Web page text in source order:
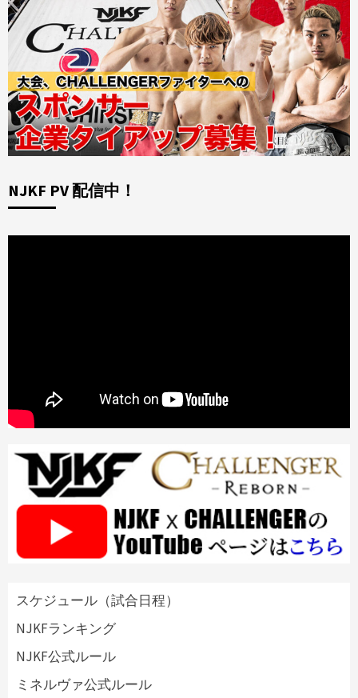
NJKF PV 配信中！
スケジュール（試合日程）
NJKFランキング
NJKF公式ルール
ミネルヴァ公式ルール